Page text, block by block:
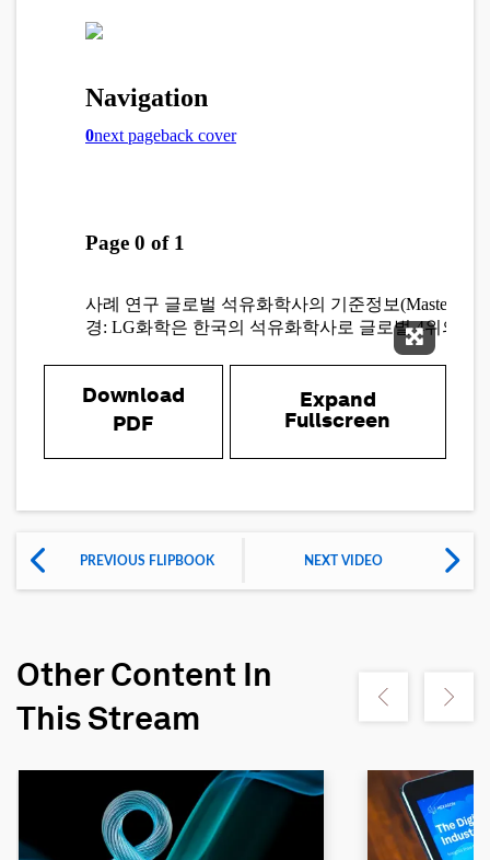
Expand
Download
PDF
Expand
Fullscreen
PREVIOUS FLIPBOOK NEXT VIDEO
Other Content In
This Stream
Show previousShow